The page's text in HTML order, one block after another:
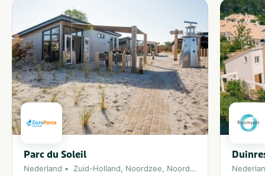
Parc du Soleil
Nederland Zuid-Holland, Noordzee, Noordwijk